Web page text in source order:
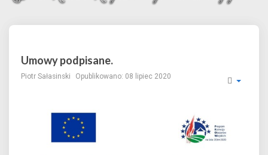
Umowy podpisane.
Piotr Sałasinski Opublikowano: 08 lipiec 2020